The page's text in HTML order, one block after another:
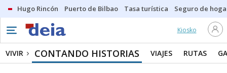
Hugo Rincón Puerto de Bilbao Tasa turística Seguro de
Kiosko
VIVIR CONTANDO HISTORIAS VIAJES RUTAS